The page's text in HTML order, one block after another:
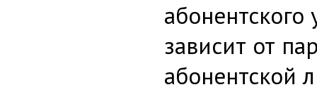
абонентского
зависит от
абонентской